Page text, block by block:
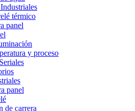
térmico
panel
y proceso
panel
de carrera